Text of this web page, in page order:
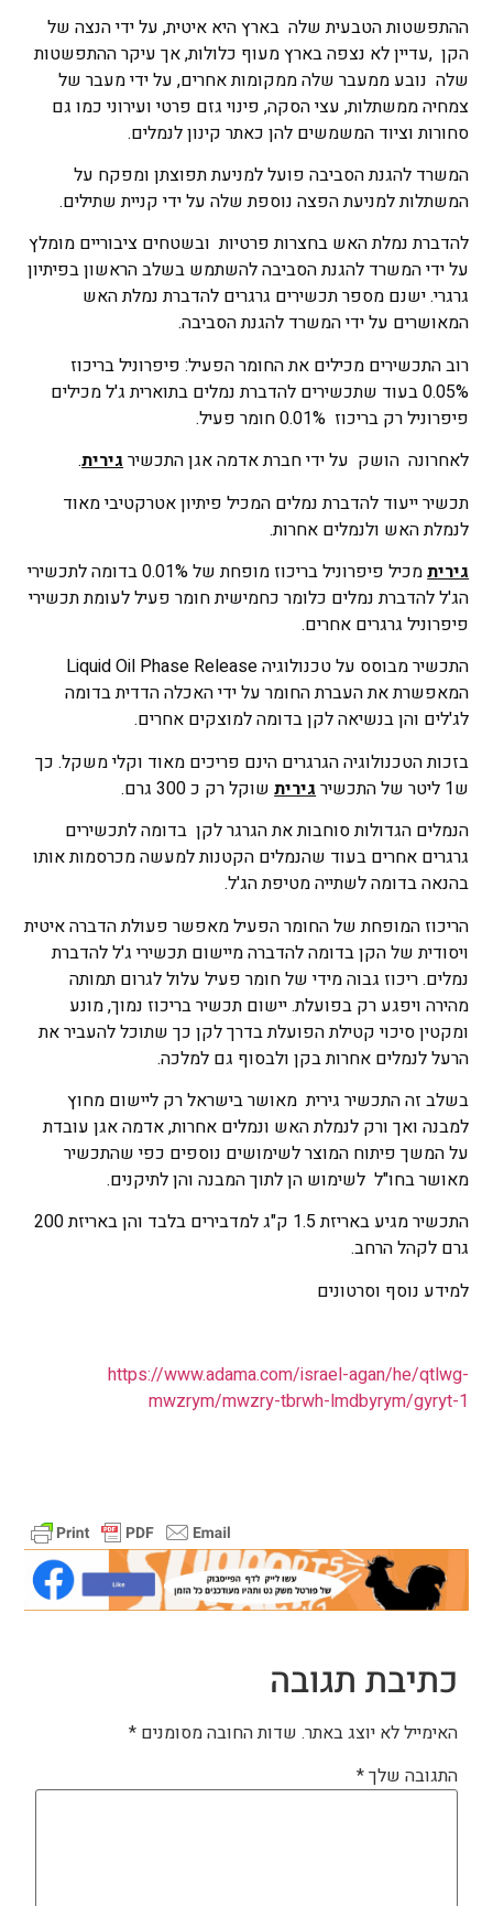
ההתפשטות הטבעית שלה בארץ היא איטית, על ידי הנצה של
הקן ,עדיין לא נצפה בארץ מעוף כלולות, אך עיקר ההתפשטות
שלה נובע ממעבר שלה ממקומות אחרים, על ידי מעבר של
צמחיה ממשתלות, עצי הסקה, פינוי גזם פרטי ועירוני כמו גם
סחורות וציוד המשמשים להן כאתר קינון לנמלים.
המשרד להגנת הסביבה פועל למניעת תפוצתן ומפקח על
המשתלות למניעת הפצה נוספת שלה על ידי קניית שתילים.
להדברת נמלת האש בחצרות פרטיות ובשטחים ציבוריים מומלץ
על ידי המשרד להגנת הסביבה להשתמש בשלב הראשון בפיתיון
גרגרי. ישנם מספר תכשירים גרגרים להדברת נמלת האש
המאושרים על ידי המשרד להגנת הסביבה.
רוב התכשירים מכילים את החומר הפעיל: פיפרוניל בריכוז
0.05% בעוד שתכשירים להדברת נמלים בתוארית ג'ל מכילים
פיפרוניל רק בריכוז 0.01% חומר פעיל.
לאחרונה הושק על ידי חברת אדמה אגן התכשירגירית.
תכשיר ייעוד להדברת נמלים המכיל פיתיון אטרקטיבי מאוד
לנמלת האש ולנמלים אחרות.
גירית
מכיל פיפרוניל בריכוז מופחת של 0.01% בדומה לתכשירי
הג'ל להדברת נמלים כלומר כחמישית חומר פעיל לעומת תכשירי
פיפרוניל גרגרים אחרים.
המאפשרת את העברת החומר על ידי האכלה הדדית בדומה
לג'לים והן בנשיאה לקן בדומה למוצקים אחרים.
בזכות הטכנולוגיה הגרגרים הינם פריכים מאוד וקלי משקל. כך
ש1 ליטר של התכשיר
גיריתשוקל רק כ 300 גרם.
הנמלים הגדולות סוחבות את הגרגר לקן בדומה לתכשירים
גרגרים אחרים בעוד שהנמלים הקטנות למעשה מכרסמות אותו
בהנאה בדומה לשתייה מטיפת הג'ל.
הריכוז המופחת של החומר הפעיל מאפשר פעולת הדברה איטית
ויסודית של הקן בדומה להדברה מיישום תכשירי ג'ל להדברת
נמלים. ריכוז גבוה מידי של חומר פעיל עלול לגרום תמותה
מהירה ויפגע רק בפועלת. יישום תכשיר בריכוז נמוך, מונע
ומקטין סיכוי קטילת הפועלת בדרך לקן כך שתוכל להעביר את
הרעל לנמלים אחרות בקן ולבסוף גם למלכה.
בשלב זה התכשיר גירית מאושר בישראל רק ליישום מחוץ
למבנה ואך ורק לנמלת האש ונמלים אחרות, אדמה אגן עובדת
על המשך פיתוח המוצר לשימושים נוספים כפי שהתכשיר
מאושר בחו"ל לשימוש הן לתוך המבנה והן לתיקנים.
התכשיר מגיע באריזת 1.5 ק"ג למדבירים בלבד והן באריזת 200
גרם לקהל הרחב.
למידע נוסף וסרטונים
https://www.adama.com/israel-agan/he/qtlwg-
mwzrym/mwzry-tbrwh-lmdbyrym/gyryt-1
כתיבת תגובה
האימייל לא יוצג באתר. שדות החובה מסומנים *
התגובה שלך*